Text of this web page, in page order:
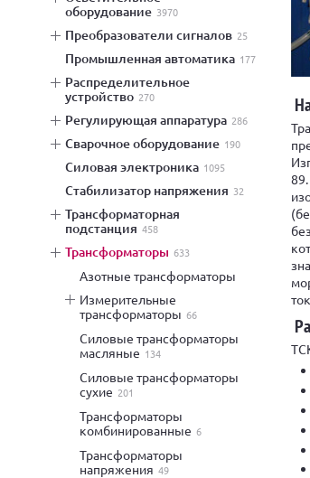
оборудование 3970
преобразователи сигналов 25
промышленная автоматика 177
распределительное
устройство 270
регулирующая аппаратура 286
сварочное оборудование 190
силовая электроника 1095
стабилизатор напряжения 32
трансформаторная
подстанция 458
трансформаторы 633
азотные трансформаторы
измерительные
трансформаторы 66
силовые трансформаторы
масляные 134
силовые трансформаторы
сухие 201
трансформаторы
комбинированные 6
трансформаторы
напряжения 49